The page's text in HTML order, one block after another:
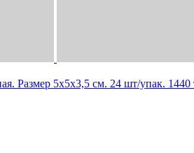
Размер 5x5x3,5 см. 24 шт/упак. 1440